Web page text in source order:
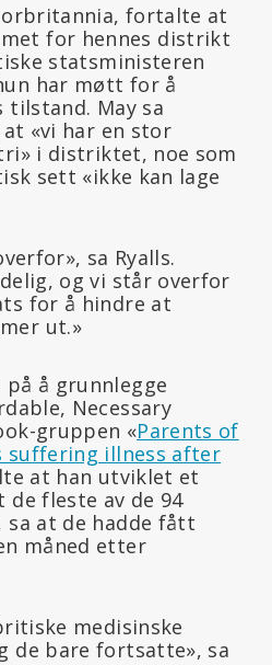
fortalte at
for hennes distrikt
statsministeren
har møtt for å
May sa
«vi har en stor
i distriktet, noe som
sett «ikke kan lage
sa Ryalls.
og vi står overfor
for å hindre at
ut.»
på å grunnlegge
Necessary
gruppen «Parents of
suffering illness after
at han utviklet et
de fleste av de 94
sa at de hadde fått
måned etter
medisinske
de bare fortsatte», sa